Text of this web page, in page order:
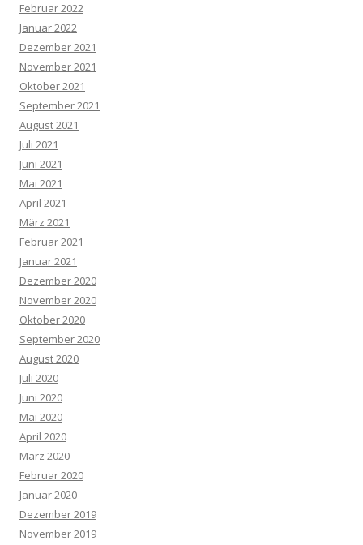
Februar 2022
Januar 2022
Dezember 2021
November 2021
Oktober 2021
September 2021
August 2021
Juli 2021
Juni 2021
Mai 2021
April 2021
März 2021
Februar 2021
Januar 2021
Dezember 2020
November 2020
Oktober 2020
September 2020
August 2020
Juli 2020
Juni 2020
Mai 2020
April 2020
März 2020
Februar 2020
Januar 2020
Dezember 2019
November 2019